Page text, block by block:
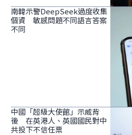
南韓示警DeepSeek過度收集
個資 敏感問題不同語言答案
不同
中國「超級大使館」示威背
後 在英港人、英國國民對中
共投下不信任票